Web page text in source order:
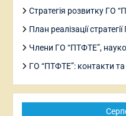
Стратегія розвитку ГО
План реалізації стратегії
Члени ГО “ПТФТЕ”,
ГО “ПТФТЕ”: контакти та